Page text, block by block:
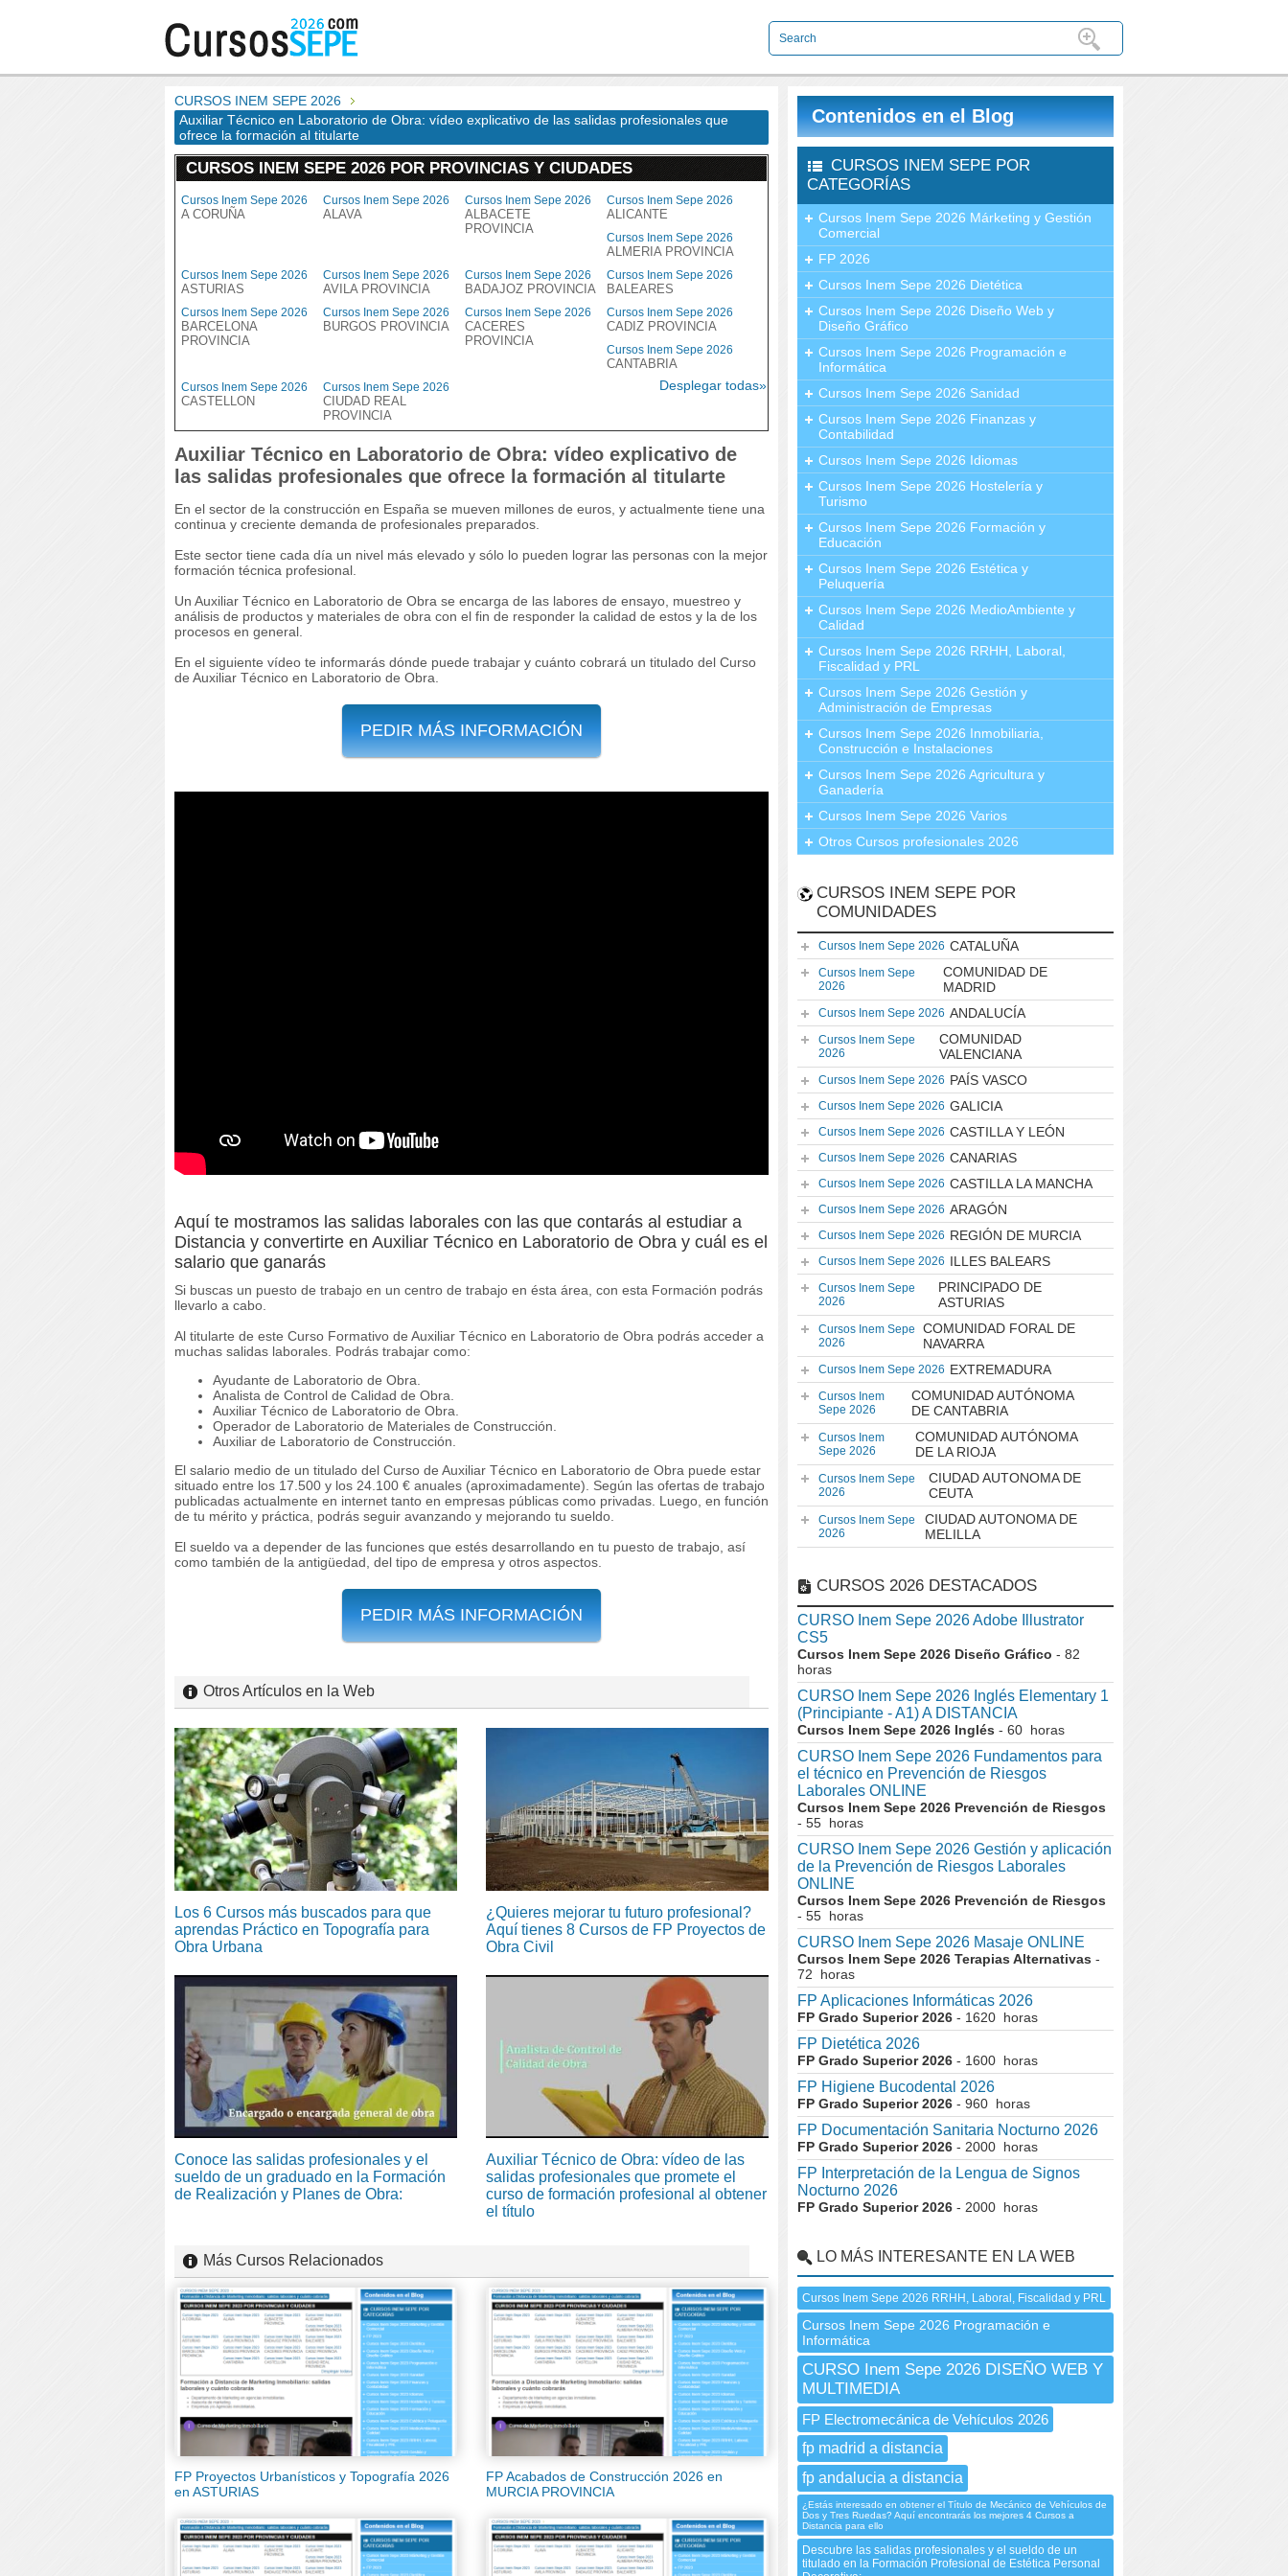
CURSOS INEM SEPE 2026
Auxiliar Técnico en Laboratorio de Obra: vídeo explicativo de las salidas profesionales que
ofrece la formación al titularte
CURSOS INEM SEPE 2026 POR PROVINCIAS Y CIUDADES
Cursos Inem Sepe 2026
A CORUÑA
Cursos Inem Sepe 2026
ALAVA
Cursos Inem Sepe 2026
ALBACETE
PROVINCIA
Cursos Inem Sepe 2026
ALICANTE
Cursos Inem Sepe 2026
ALMERIA PROVINCIA
Cursos Inem Sepe 2026
ASTURIAS
Cursos Inem Sepe 2026
AVILA PROVINCIA
Cursos Inem Sepe 2026
BADAJOZ PROVINCIA
Cursos Inem Sepe 2026
BALEARES
Cursos Inem Sepe 2026
BARCELONA
PROVINCIA
Cursos Inem Sepe 2026
BURGOS PROVINCIA
Cursos Inem Sepe 2026
CACERES
PROVINCIA
Cursos Inem Sepe 2026
CADIZ PROVINCIA
Cursos Inem Sepe 2026
CANTABRIA
Cursos Inem Sepe 2026
CASTELLON
Cursos Inem Sepe 2026
CIUDAD REAL
PROVINCIA
Desplegar todas»
Auxiliar Técnico en Laboratorio de Obra: vídeo explicativo de
las salidas profesionales que ofrece la formación al titularte
En el sector de la construcción en España se mueven millones de euros, y actualmente tiene una
continua y creciente demanda de profesionales preparados.
Este sector tiene cada día un nivel más elevado y sólo lo pueden lograr las personas con la mejor
formación técnica profesional.
Un Auxiliar Técnico en Laboratorio de Obra se encarga de las labores de ensayo, muestreo y
análisis de productos y materiales de obra con el fin de responder la calidad de estos y la de los
procesos en general.
En el siguiente vídeo te informarás dónde puede trabajar y cuánto cobrará un titulado del Curso
de Auxiliar Técnico en Laboratorio de Obra.
PEDIR MÁS INFORMACIÓN
Aquí te mostramos las salidas laborales con las que contarás al estudiar a
Distancia y convertirte en Auxiliar Técnico en Laboratorio de Obra y cuál es el
salario que ganarás
Si buscas un puesto de trabajo en un centro de trabajo en ésta área, con esta Formación podrás
llevarlo a cabo.
Al titularte de este Curso Formativo de Auxiliar Técnico en Laboratorio de Obra podrás acceder a
muchas salidas laborales. Podrás trabajar como:
Ayudante de Laboratorio de Obra.
Analista de Control de Calidad de Obra.
Auxiliar Técnico de Laboratorio de Obra.
Operador de Laboratorio de Materiales de Construcción.
Auxiliar de Laboratorio de Construcción.
El salario medio de un titulado del Curso de Auxiliar Técnico en Laboratorio de Obra puede estar
situado entre los 17.500 y los 24.100 € anuales (aproximadamente). Según las ofertas de trabajo
publicadas actualmente en internet tanto en empresas públicas como privadas. Luego, en función
de tu mérito y práctica, podrás seguir avanzando y mejorando tu sueldo.
El sueldo va a depender de las funciones que estés desarrollando en tu puesto de trabajo, así
como también de la antigüedad, del tipo de empresa y otros aspectos.
PEDIR MÁS INFORMACIÓN
Otros Artículos en la Web
Los 6 Cursos más buscados para que
aprendas Práctico en Topografía para
Obra Urbana
¿Quieres mejorar tu futuro profesional?
Aquí tienes 8 Cursos de FP Proyectos de
Obra Civil
Conoce las salidas profesionales y el
sueldo de un graduado en la Formación
de Realización y Planes de Obra:
Auxiliar Técnico de Obra: vídeo de las
salidas profesionales que promete el
curso de formación profesional al obtener
el título
Más Cursos Relacionados
FP Proyectos Urbanísticos y Topografía 2026
en ASTURIAS
FP Acabados de Construcción 2026 en
MURCIA PROVINCIA
Contenidos en el Blog
CURSOS INEM SEPE POR
CATEGORÍAS
Cursos Inem Sepe 2026 Márketing y Gestión
Comercial
FP 2026
Cursos Inem Sepe 2026 Dietética
Cursos Inem Sepe 2026 Diseño Web y
Diseño Gráfico
Cursos Inem Sepe 2026 Programación e
Informática
Cursos Inem Sepe 2026 Sanidad
Cursos Inem Sepe 2026 Finanzas y
Contabilidad
Cursos Inem Sepe 2026 Idiomas
Cursos Inem Sepe 2026 Hostelería y
Turismo
Cursos Inem Sepe 2026 Formación y
Educación
Cursos Inem Sepe 2026 Estética y
Peluquería
Cursos Inem Sepe 2026 MedioAmbiente y
Calidad
Cursos Inem Sepe 2026 RRHH, Laboral,
Fiscalidad y PRL
Cursos Inem Sepe 2026 Gestión y
Administración de Empresas
Cursos Inem Sepe 2026 Inmobiliaria,
Construcción e Instalaciones
Cursos Inem Sepe 2026 Agricultura y
Ganadería
Cursos Inem Sepe 2026 Varios
Otros Cursos profesionales 2026
CURSOS INEM SEPE POR
COMUNIDADES
Cursos Inem Sepe 2026 CATALUÑA
Cursos Inem Sepe
2026
COMUNIDAD DE
MADRID
Cursos Inem Sepe 2026 ANDALUCÍA
Cursos Inem Sepe
2026
COMUNIDAD
VALENCIANA
Cursos Inem Sepe 2026 PAÍS VASCO
Cursos Inem Sepe 2026 GALICIA
Cursos Inem Sepe 2026 CASTILLA Y LEÓN
Cursos Inem Sepe 2026 CANARIAS
Cursos Inem Sepe 2026 CASTILLA LA MANCHA
Cursos Inem Sepe 2026 ARAGÓN
Cursos Inem Sepe 2026 REGIÓN DE MURCIA
Cursos Inem Sepe 2026 ILLES BALEARS
Cursos Inem Sepe
2026
PRINCIPADO DE
ASTURIAS
Cursos Inem Sepe
2026
COMUNIDAD FORAL DE
NAVARRA
Cursos Inem Sepe 2026 EXTREMADURA
Cursos Inem
Sepe 2026
COMUNIDAD AUTÓNOMA
DE CANTABRIA
Cursos Inem
Sepe 2026
COMUNIDAD AUTÓNOMA
DE LA RIOJA
Cursos Inem Sepe
2026
CIUDAD AUTONOMA DE
CEUTA
Cursos Inem Sepe
2026
CIUDAD AUTONOMA DE
MELILLA
CURSOS 2026 DESTACADOS
CURSO Inem Sepe 2026 Adobe Illustrator
CS5
Cursos Inem Sepe 2026 Diseño Gráfico - 82
horas
CURSO Inem Sepe 2026 Inglés Elementary 1
(Principiante - A1) A DISTANCIA
Cursos Inem Sepe 2026 Inglés - 60 horas
CURSO Inem Sepe 2026 Fundamentos para
el técnico en Prevención de Riesgos
Laborales ONLINE
Cursos Inem Sepe 2026 Prevención de Riesgos
- 55 horas
CURSO Inem Sepe 2026 Gestión y aplicación
de la Prevención de Riesgos Laborales
ONLINE
Cursos Inem Sepe 2026 Prevención de Riesgos
- 55 horas
CURSO Inem Sepe 2026 Masaje ONLINE
Cursos Inem Sepe 2026 Terapias Alternativas -
72 horas
FP Aplicaciones Informáticas 2026
FP Grado Superior 2026 - 1620 horas
FP Dietética 2026
FP Grado Superior 2026 - 1600 horas
FP Higiene Bucodental 2026
FP Grado Superior 2026 - 960 horas
FP Documentación Sanitaria Nocturno 2026
FP Grado Superior 2026 - 2000 horas
FP Interpretación de la Lengua de Signos
Nocturno 2026
FP Grado Superior 2026 - 2000 horas
LO MÁS INTERESANTE EN LA WEB
Cursos Inem Sepe 2026 RRHH, Laboral, Fiscalidad y PRL
Cursos Inem Sepe 2026 Programación e
Informática
CURSO Inem Sepe 2026 DISEÑO WEB Y
MULTIMEDIA
FP Electromecánica de Vehículos 2026
fp madrid a distancia
fp andalucia a distancia
¿Estás interesado en obtener el Título de Mecánico de Vehículos de
Dos y Tres Ruedas? Aquí encontrarás los mejores 4 Cursos a
Distancia para ello
Descubre las salidas profesionales y el sueldo de un
titulado en la Formación Profesional de Estética Personal